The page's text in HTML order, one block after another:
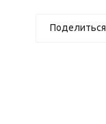
Поделиться